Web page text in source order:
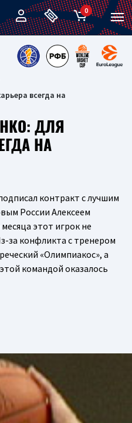
0
всегда на
ДЛЯ
НА
контракт с лучшим
России Алексеем
этот игрок не
за конфликта с тренером
«Олимпиакос», а
командой оказалось